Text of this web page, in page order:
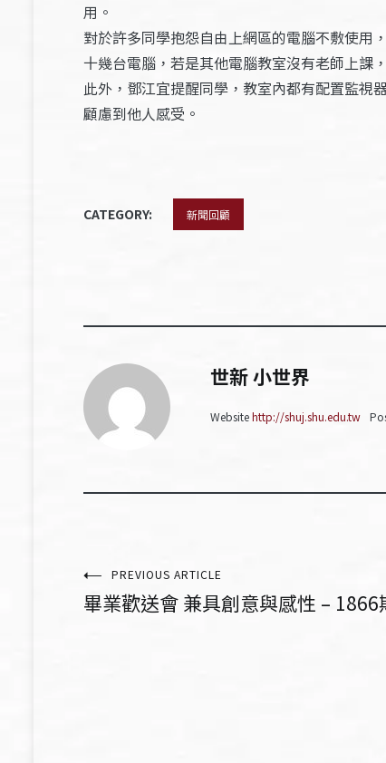
用。
對於許多同學抱怨自由上網區的電腦不敷使用
十幾台電腦，若是其他電腦教室沒有老師上課
此外，鄧江宜提醒同學，教室內都有配置監視
顧慮到他人感受。
CATEGORY: 新聞回顧
世新 小世界
Websitehttp://shuj.shu.edu.tw
文PREVIOUS ARTICLE
畢業歡送會 兼具創意與感性 – 1866